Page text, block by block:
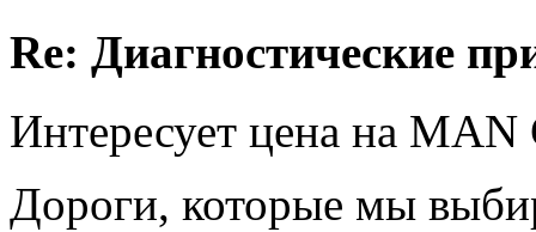
Re: Диагностические
Интересует цена на
Дороги, которые мы